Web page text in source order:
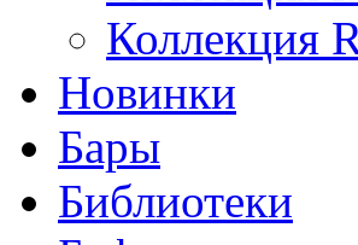
Коллекция
Новинки
Бары
Библиотеки